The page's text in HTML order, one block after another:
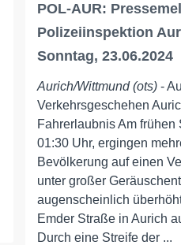
POL-AUR:
Polizeiinspektion
Sonntag, 23.06.2024
Aurich/Wittmund (ots)-
Verkehrsgeschehen
Fahrerlaubnis Am
01:30 Uhr, ergingen
Bevölkerung auf einen
unter großer
augenscheinlich
Emder Straße in Aurich
Durch eine Streife der ...